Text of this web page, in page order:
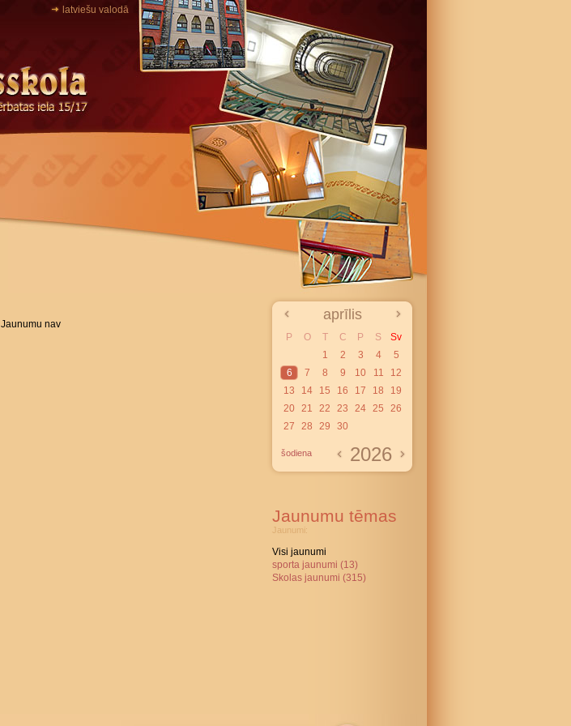
latviešu valodā
Jaunumu nav
aprīlis
P O T C P S
Sv
1
2 3 4
5
6
7 8 9 10 11
12
13
14 15 16 17 18
19
20 21 22 23 24 25
26
27
28 29 30
šodiena 2026
Jaunumu tēmas
Jaunumi:
Visi jaunumi
sporta jaunumi (13)
Skolas jaunumi (315)